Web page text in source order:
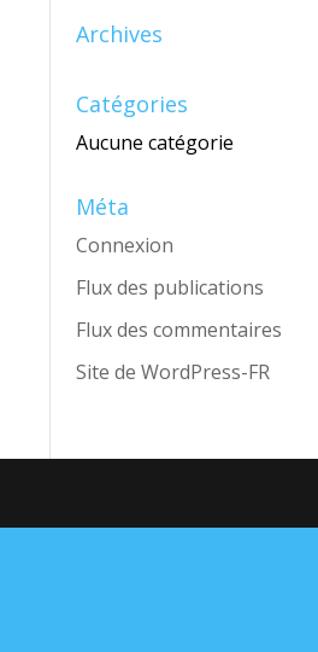
Archives
Catégories
Aucune catégorie
Méta
Connexion
Flux des publications
Flux des commentaires
Site de WordPress-FR